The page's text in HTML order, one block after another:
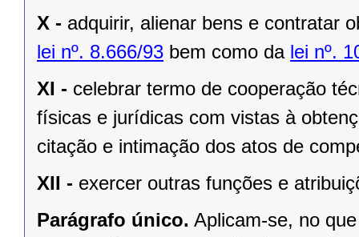
X - adquirir, alienar bens e contratar
lei nº. 8.666/93 bem como da lei nº.
XI - celebrar termo de cooperação
físicas e jurídicas com vistas à
citação e intimação dos atos de
XII - exercer outras funções e
Parágrafo único. Aplicam-se, no